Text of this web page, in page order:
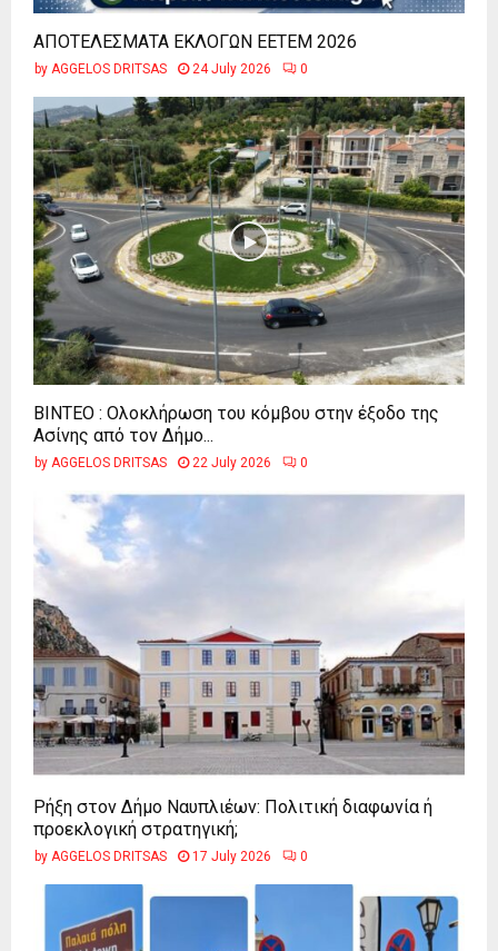
ΑΠΟΤΕΛΕΣΜΑΤΑ ΕΚΛΟΓΩΝ ΕΕΤΕΜ 2026
by AGGELOS DRITSAS 24 July 2026 0
ΒΙΝΤΕΟ : Ολοκλήρωση του κόμβου στην έξοδο της
Ασίνης από τον Δήμο...
by AGGELOS DRITSAS 22 July 2026 0
Ρήξη στον Δήμο Ναυπλιέων: Πολιτική διαφωνία ή
προεκλογική στρατηγική;
by AGGELOS DRITSAS 17 July 2026 0